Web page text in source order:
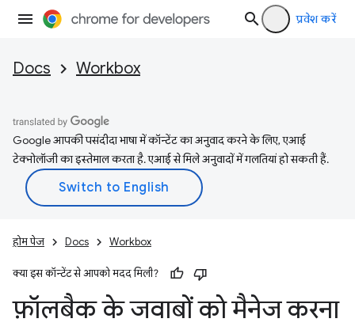
प्रवेश करें
Docs Workbox
Google आपकी पसंदीदा भाषा में कॉन्टेंट का अनुवाद करने के लिए, एआई
टेक्नोलॉजी का इस्तेमाल करता है. एआई से मिले अनुवादों में गलतियां हो सकती हैं.
होम पेज Docs Workbox
क्या इस कॉन्टेंट से आपको मदद मिली?
फ़ॉलबैक के जवाबों को मैनेज करना